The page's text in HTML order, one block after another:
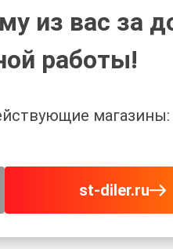
из вас за
работы!
магазины:
st-diler.ru